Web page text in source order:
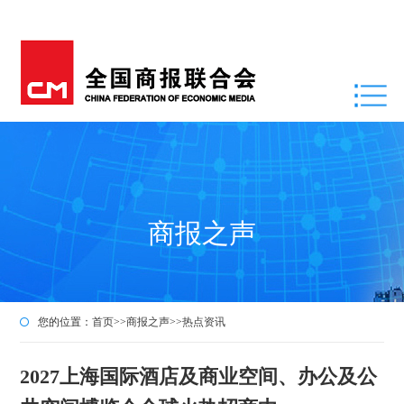
商报之声
您的位置：首页>>商报之声>>热点资讯
2027上海国际酒店及商业空间、办公及公